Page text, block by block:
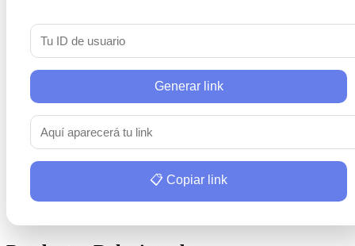
Generar link
📋 Copiar link